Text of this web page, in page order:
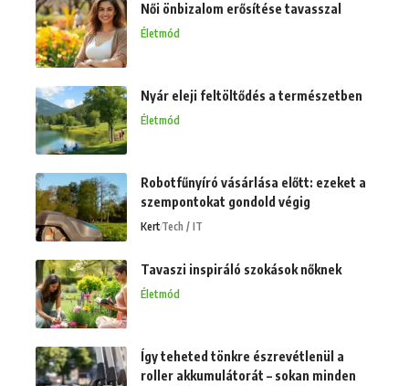
Női önbizalom erősítése tavasszal
Életmód
Nyár eleji feltöltődés a természetben
Életmód
Robotfűnyíró vásárlása előtt: ezeket a
szempontokat gondold végig
KertTech / IT
Tavaszi inspiráló szokások nőknek
Életmód
Így teheted tönkre észrevétlenül a
roller akkumulátorát – sokan minden